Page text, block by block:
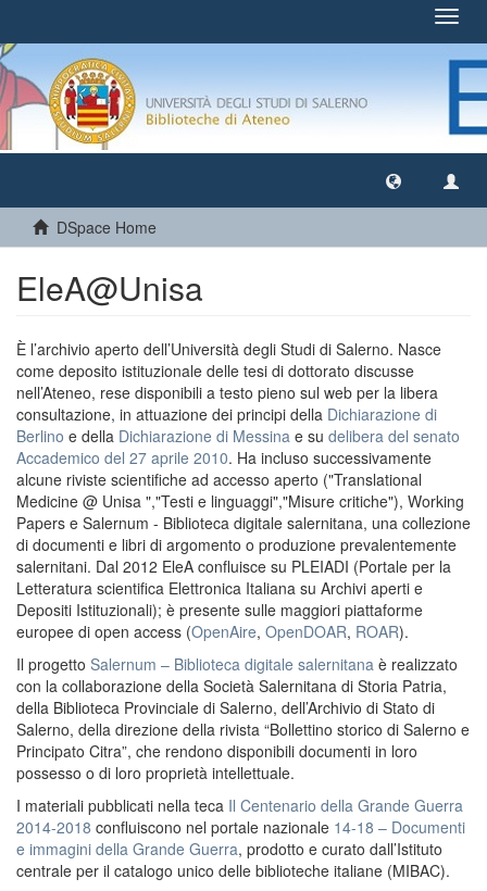
DSpace Home
EleA@Unisa
È l’archivio aperto dell’Università degli Studi di Salerno. Nasce
come deposito istituzionale delle tesi di dottorato discusse
nell’Ateneo, rese disponibili a testo pieno sul web per la libera
consultazione, in attuazione dei principi della Dichiarazione di
Berlino e della Dichiarazione di Messina e su delibera del senato
Accademico del 27 aprile 2010. Ha incluso successivamente
alcune riviste scientifiche ad accesso aperto ("Translational
Medicine @ Unisa ","Testi e linguaggi","Misure critiche"), Working
Papers e Salernum - Biblioteca digitale salernitana, una collezione
di documenti e libri di argomento o produzione prevalentemente
salernitani. Dal 2012 EleA confluisce su PLEIADI (Portale per la
Letteratura scientifica Elettronica Italiana su Archivi aperti e
Depositi Istituzionali); è presente sulle maggiori piattaforme
europee di open access (OpenAire, OpenDOAR, ROAR).
Il progetto Salernum – Biblioteca digitale salernitana è realizzato
con la collaborazione della Società Salernitana di Storia Patria,
della Biblioteca Provinciale di Salerno, dell’Archivio di Stato di
Salerno, della direzione della rivista “Bollettino storico di Salerno e
Principato Citra”, che rendono disponibili documenti in loro
possesso o di loro proprietà intellettuale.
I materiali pubblicati nella teca Il Centenario della Grande Guerra
2014-2018 confluiscono nel portale nazionale 14-18 – Documenti
e immagini della Grande Guerra, prodotto e curato dall’Istituto
centrale per il catalogo unico delle biblioteche italiane (MIBAC).